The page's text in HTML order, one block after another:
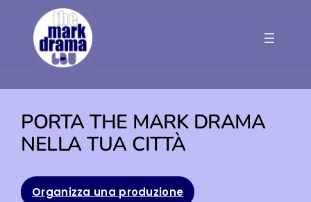
contenuto
PORTA THE MARK DRAMA
NELLA TUA CITTÀ
Organizza una produzione